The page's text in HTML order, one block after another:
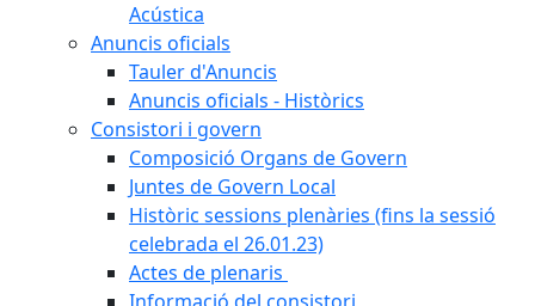
Acústica
Anuncis oficials
Tauler d'Anuncis
Anuncis oficials - Històrics
Consistori i govern
Composició Organs de Govern
Juntes de Govern Local
Històric sessions plenàries (fins la sessió
celebrada el 26.01.23)
Actes de plenaris